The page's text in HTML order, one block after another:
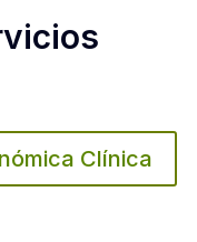
Clínica